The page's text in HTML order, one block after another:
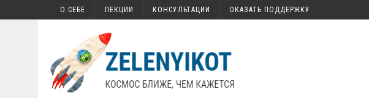
О СЕБЕ ЛЕКЦИИ КОНСУЛЬТАЦИИ ОКАЗАТЬ ПОДДЕРЖКУ